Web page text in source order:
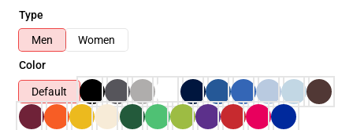
Type
Men
Women
Color
Default